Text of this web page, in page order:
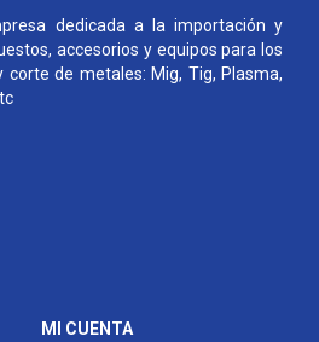
dedicada a la importación y
accesorios y equipos para los
corte de metales: Mig, Tig, Plasma,
MI CUENTA